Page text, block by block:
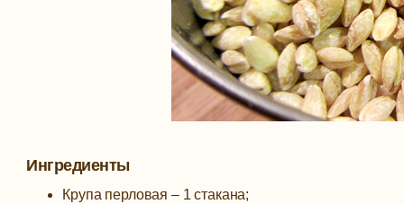
Ингредиенты
Крупа перловая – 1 стакана;